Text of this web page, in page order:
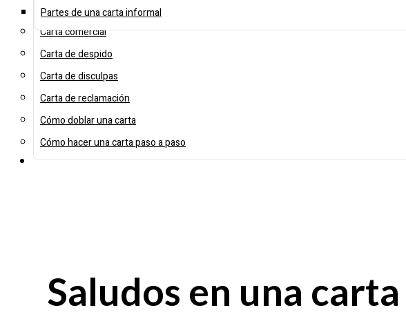
Partes de una carta informal
Carta comercial
Carta de despido
Carta de disculpas
Carta de reclamación
Cómo doblar una carta
Cómo hacer una carta paso a paso
Saludos en una